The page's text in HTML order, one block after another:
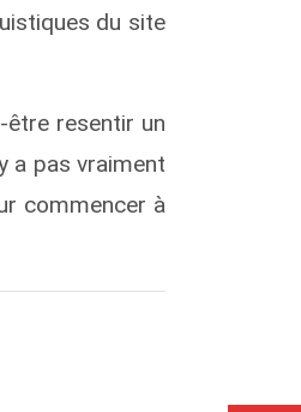
du site
être resentir un
a pas vraiment
commencer à